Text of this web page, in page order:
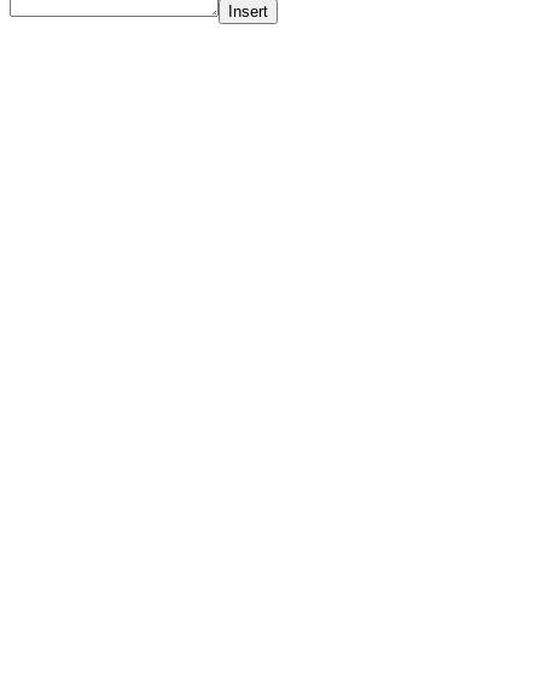
Insert